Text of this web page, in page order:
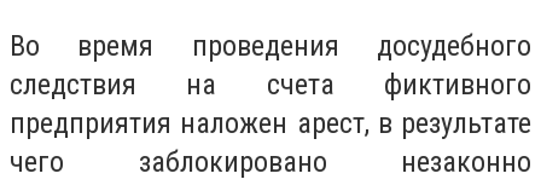
Во время проведения досудебного
следствия на счета фиктивного
предприятия наложен арест, в результате
чего заблокировано незаконно